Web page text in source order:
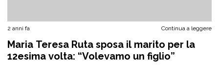
2 anni fa Continua a leggere
Maria Teresa Ruta sposa il marito per la
12esima volta: “Volevamo un figlio”